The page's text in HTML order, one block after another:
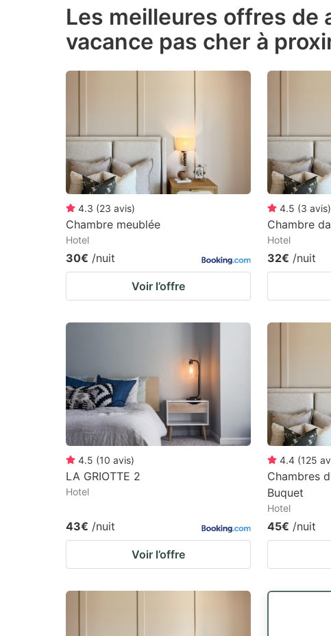
the
question
the
keyboard
shortcuts
for
changing
the
the
for
Les meilleures offres de
vacance pas cher à
4.3 (23 avis)
Chambre meublée
Hotel
30€ /nuit
Voir l’offre
4.5 (3 avis)
Chambre
Hotel
32€ /nuit
4.5 (10 avis)
LA GRIOTTE 2
Hotel
43€ /nuit
Voir l’offre
4.4 (125
Chambres
Buquet
Hotel
45€ /nuit